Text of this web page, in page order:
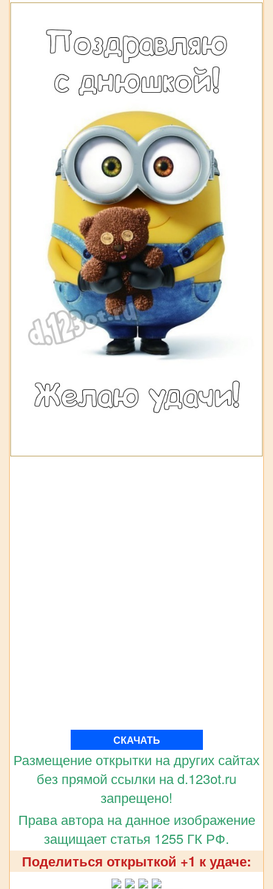
СКАЧАТЬ
Размещение открытки на других сайтах
без прямой ссылки на d.123ot.ru
запрещено!
Права автора на данное изображение
защищает статья 1255 ГК РФ.
Поделиться открыткой +1 к удаче: